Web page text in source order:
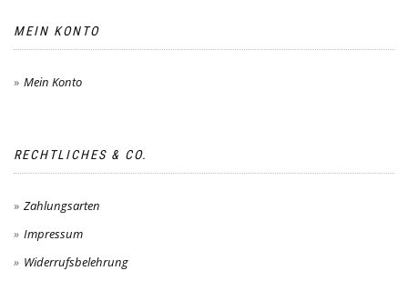
MEIN KONTO
Mein Konto
RECHTLICHES & CO.
Zahlungsarten
Impressum
Widerrufsbelehrung